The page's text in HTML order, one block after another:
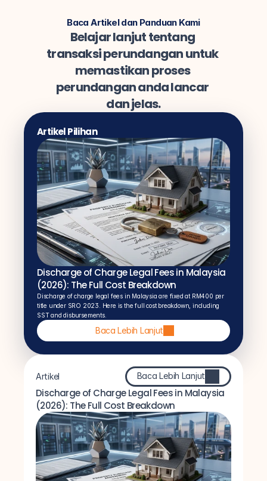
Baca Artikel dan Panduan Kami
Belajar lanjut tentang
transaksi perundangan untuk
memastikan proses
perundangan anda lancar
dan jelas.
Artikel Pilihan
Discharge of Charge Legal Fees in Malaysia
(2026): The Full Cost Breakdown
Discharge of charge legal fees in Malaysia are fixed at RM400 per
title under SRO 2023. Here is the full cost breakdown, including
SST and disbursements.
Baca Lebih Lanjut
Artikel Baca Lebih Lanjut
Discharge of Charge Legal Fees in Malaysia
(2026): The Full Cost Breakdown